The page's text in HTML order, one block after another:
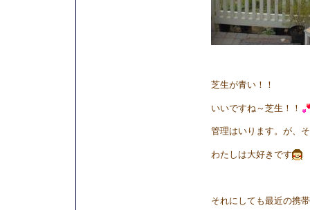
芝生が青い！！
いいですね～芝生！！
管理はいります。が、
わたしは大好きです
それにしても最近の携